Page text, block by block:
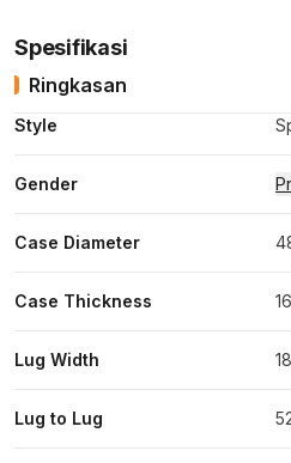
Spesifikasi
Ringkasan
Style
Gender
Case Diameter
Case Thickness
Lug Width
Lug to Lug